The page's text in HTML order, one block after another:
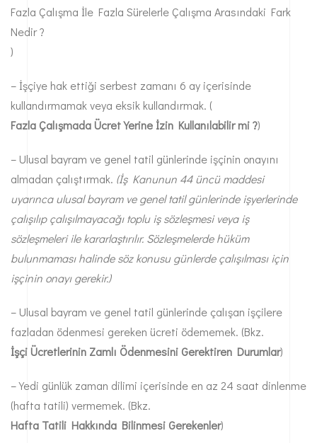
Fazla Çalışma İle Fazla Sürelerle Çalışma Arasındaki Fark
Nedir ?
)
– İşçiye hak ettiği serbest zamanı 6 ay içerisinde
kullandırmamak veya eksik kullandırmak. (
Fazla Çalışmada Ücret Yerine İzin Kullanılabilir mi ?)
– Ulusal bayram ve genel tatil günlerinde işçinin onayını
almadan çalıştırmak. (İş Kanunun 44 üncü maddesi
uyarınca ulusal bayram ve genel tatil günlerinde işyerlerinde
çalışılıp çalışılmayacağı toplu iş sözleşmesi veya iş
sözleşmeleri ile kararlaştırılır. Sözleşmelerde hüküm
bulunmaması halinde söz konusu günlerde çalışılması için
işçinin onayı gerekir.)
– Ulusal bayram ve genel tatil günlerinde çalışan işçilere
fazladan ödenmesi gereken ücreti ödememek. (Bkz.
İşçi Ücretlerinin Zamlı Ödenmesini Gerektiren Durumlar)
– Yedi günlük zaman dilimi içerisinde en az 24 saat dinlenme
(hafta tatili) vermemek. (Bkz.
Hafta Tatili Hakkında Bilinmesi Gerekenler)